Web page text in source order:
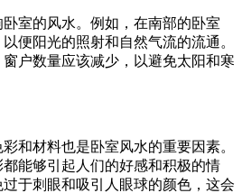
室的风水。例如，在南部的卧室
便阳光的照射和自然气流的流通。
户数量应该减少，以避免太阳和寒
和材料也是卧室风水的重要因素。
能够引起人们的好感和积极的情
于刺眼和吸引人眼球的颜色，这会